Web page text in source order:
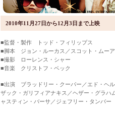
2010年11月27日から12月3日まで上映
■監督・製作 トッド・フィリップス
■脚本 ジョン・ルーカス／スコット・ムーア
■撮影 ローレンス・シャー
■音楽 クリストフ・ベック
■出演 ブラッドリー・クーパー／エド・ヘ
ザック・ガリフィアナキス／ヘザー・グラハ
ャスティン・バーサ／ジェフリー・タンバー